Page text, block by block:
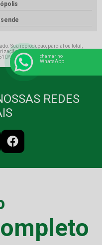
Sua reprodução, parcial ou total,
do autor. Crime de violação de
98 - Lei de direitos autorais
REDES
chamar no
WhatsApp